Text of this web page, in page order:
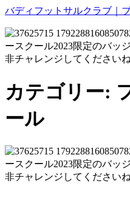
バディフットサルクラブ｜
カテゴリー:
ール